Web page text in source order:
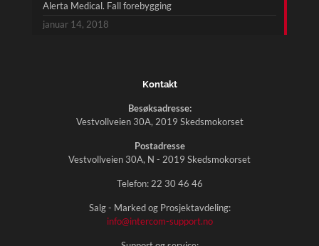
Alerta Medical. Fall forebygging
januar 14, 2018
Kontakt
Besøksadresse:
Vestvollveien 30A, 2019 Skedsmokorset
Postadresse
Vestvollveien 30A, N - 2019 Skedsmokorset
Telefon: 22 30 46 46
Salg - Marked og Prosjektavdeling:
info@intercom-support.no